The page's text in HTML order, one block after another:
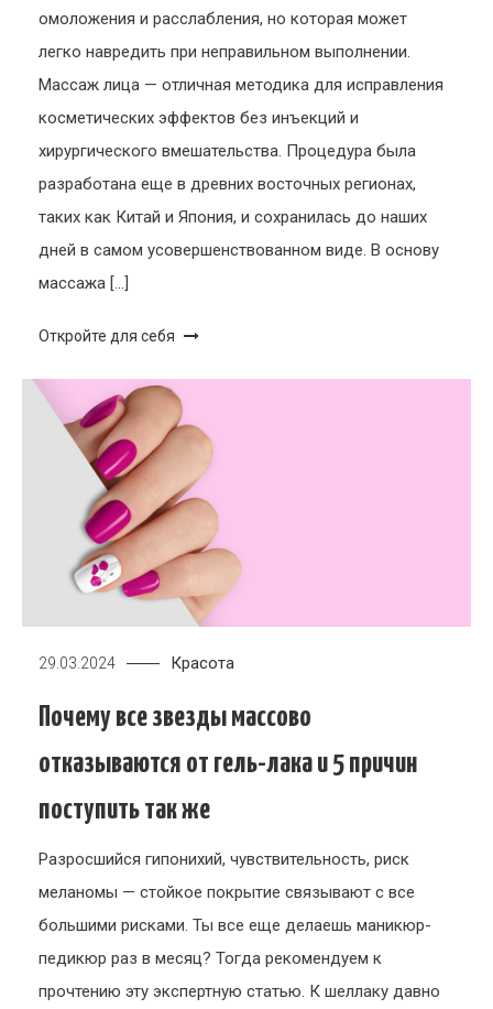
омоложения и расслабления, но которая может
легко навредить при неправильном выполнении.
Массаж лица — отличная методика для исправления
косметических эффектов без инъекций и
хирургического вмешательства. Процедура была
разработана еще в древних восточных регионах,
таких как Китай и Япония, и сохранилась до наших
дней в самом усовершенствованном виде. В основу
массажа […]
Откройте для себя
29.03.2024 Красота
Почему все звезды массово
отказываются от гель-лака и 5 причин
поступить так же
Разросшийся гипонихий, чувствительность, риск
меланомы — стойкое покрытие связывают с все
большими рисками. Ты все еще делаешь маникюр-
педикюр раз в месяц? Тогда рекомендуем к
прочтению эту экспертную статью. К шеллаку давно